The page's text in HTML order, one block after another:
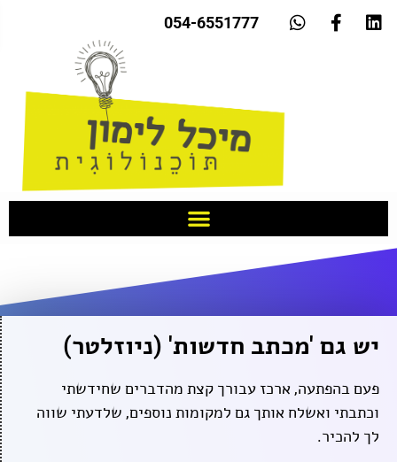
054-6551777​
יש גם 'מכתב חדשות' (ניוזלטר)
פעם בהפתעה, ארכז עבורך קצת מהדברים שחידשתי
וכתבתי ואשלח אותך גם למקומות נוספים, שלדעתי שווה
לך להכיר.